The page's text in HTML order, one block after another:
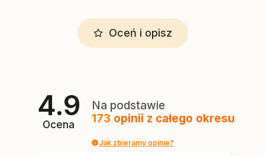
Oceń i opisz
4.9
Ocena
Na podstawie
173 opinii z całego okresu
Jak zbieramy opinie?